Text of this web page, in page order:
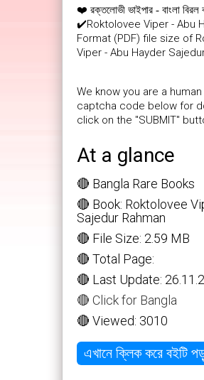
❤️ রক্তলোভী ভাইপার - বাংলা বিরল
✔️Roktolovee Viper - Abu
Format (PDF) file size of
Viper - Abu Hayder
We know you are a
captcha code below for
click on the "SUBMIT"
At a glance
🔴 Bangla Rare Books
🔴 Book: Roktolovee
Sajedur Rahman
🔴 File Size: 2.59 MB
🔴 Total Page:
🔴 Last Update:
🔴 Click for Bangla
🔴 Viewed: 3010
এখানে ক্লিক করে বইটি